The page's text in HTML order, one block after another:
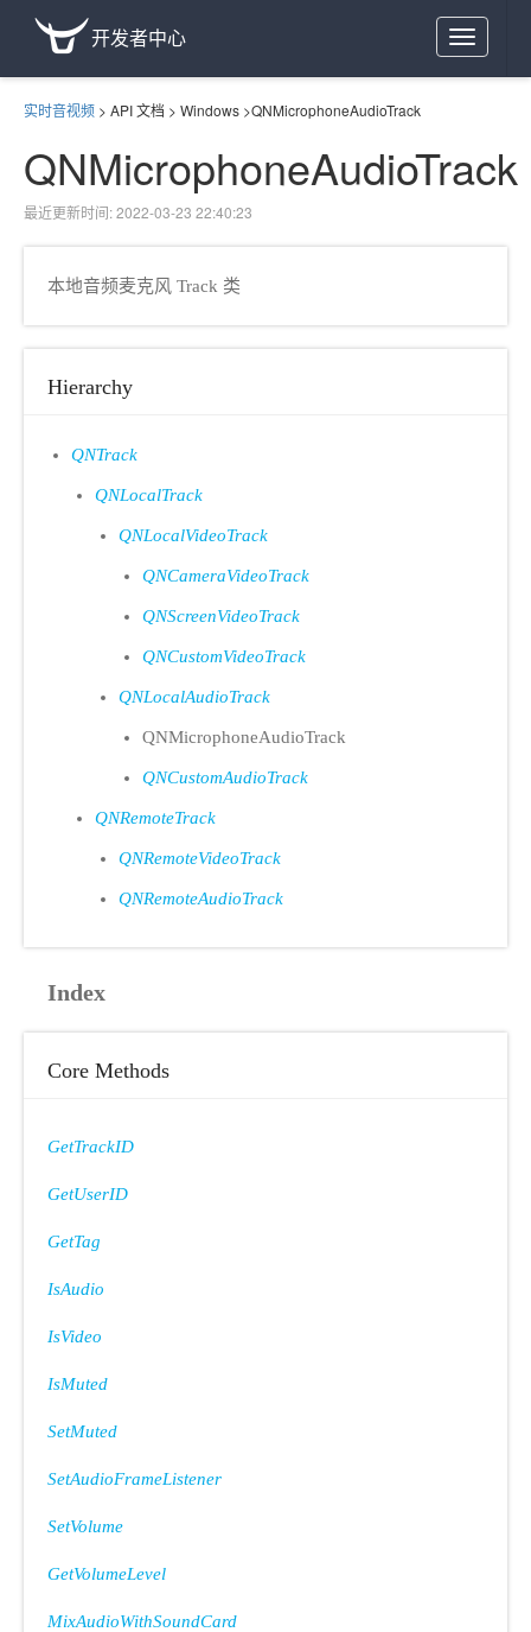
Toggle
navigation
开发者中心
实时音视频 > API 文档 > Windows >QNMicrophoneAudioTrack
QNMicrophoneAudioTrack
最近更新时间: 2022-03-23 22:40:23
本地音频麦克风 Track 类
Hierarchy
QNTrack
QNLocalTrack
QNLocalVideoTrack
QNCameraVideoTrack
QNScreenVideoTrack
QNCustomVideoTrack
QNLocalAudioTrack
QNMicrophoneAudioTrack
QNCustomAudioTrack
QNRemoteTrack
QNRemoteVideoTrack
QNRemoteAudioTrack
Index
Core Methods
GetTrackID
GetUserID
GetTag
IsAudio
IsVideo
IsMuted
SetMuted
SetAudioFrameListener
SetVolume
GetVolumeLevel
MixAudioWithSoundCard